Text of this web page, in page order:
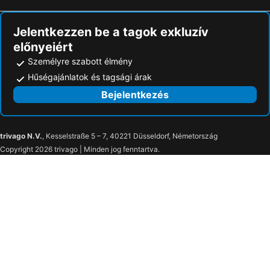
Zafira Retreat
Kassandra Mare
Blue Dolphin - Sargani
Golden Beach Hotel
Vicky Rooms
Jelentkezzen be a tagok exkluzív
előnyeiért
Személyre szabott élmény
Hűségajánlatok és tagsági árak
Bejelentkezés
trivago N.V., Kesselstraße 5 – 7, 40221 Düsseldorf, Németország
Copyright 2026 trivago | Minden jog fenntartva.